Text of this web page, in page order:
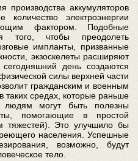
производства аккумуляторов
количество электроэнергии
фактором. Подобные
того, чтобы преодолеть
импланты, призванные
экзоскелеты расширяют
день создаются
силы верхней части
гражданским и военным
таких средах, которые раньше
могут быть полезны
помогающие в простой
тяжестей). Это улучшило бы
населения. Успешные
возможно, будут
тело.